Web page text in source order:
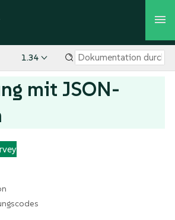
1.34
mit JSON-